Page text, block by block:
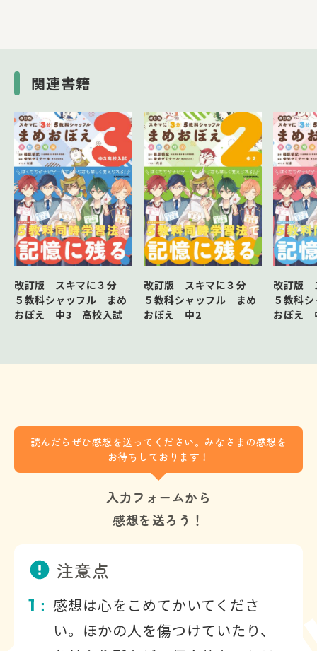
関連書籍
改訂版 スキマに３分
５教科シャッフル まめ
おぼえ 中3 高校入試
改訂版 スキマに３分
５教科シャッフル まめ
おぼえ 中2
改訂版
５教科
おぼえ
読んだらぜひ感想を送ってください。みなさまの感想を
お待ちしております！
入力フォームから
感想を送ろう！
注意点
1 ： 感想は心をこめてかいてくださ
い。ほかの人を傷つけていたり、